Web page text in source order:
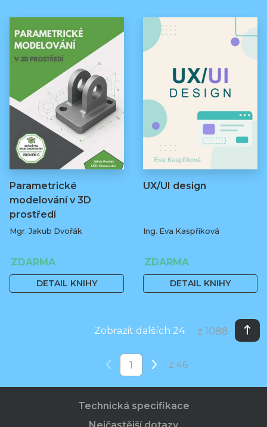
Parametrické
modelování v 3D
prostředí
Mgr. Jakub Dvořák
ZDARMA
DETAIL KNIHY
UX/UI design
Ing. Eva Kaspříková
ZDARMA
DETAIL KNIHY
Zobrazit dalších 24 z 1088
z 46
Technická specifikace
Nejčastější dotazy